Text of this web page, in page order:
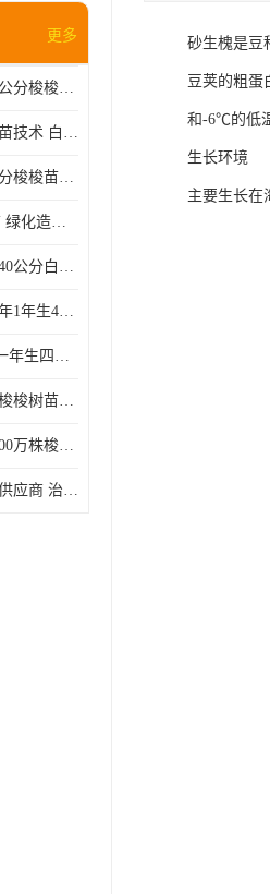
更多
供应梭梭苗 高度50公分梭梭种苗基地 一手货源无中介
白刺苗基地 白刺育苗技术 白刺苗产地
2022年梭梭苗 50公分梭梭苗产地 沙漠绿化梭梭苗基地 提供技术
1年生40公分白刺苗 绿化造林白刺树苗
广恒源白刺苗 高度40公分白刺树苗
广恒源白刺苗 2022年1年生40公分白刺树苗
四翅滨藜农户出售一年生四翅滨藜各种规格四翅滨黎产地货源
甘肃梭梭苗原产地 梭梭树苗种植技术 梭梭种苗基地
自产自销梭梭苗 3000万株梭梭种苗供应 办理检疫全国发货
梭梭苗产地 梭梭苗供应商 治沙造林梭梭种苗 自产自销
砂生槐是豆
豆荚的粗蛋
和-6℃的低
生长环境
主要生长在